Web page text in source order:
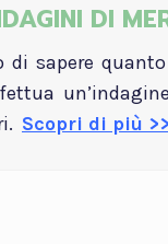
DI
di sapere
Scopri di più >>